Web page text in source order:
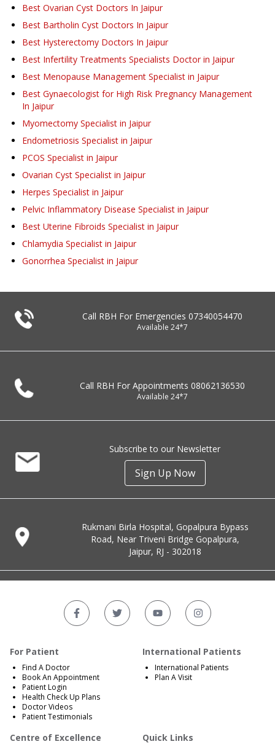
Best Ovarian Cyst Doctors In Jaipur
Best Bartholin Cyst Doctors In Jaipur
Best Hysterectomy Doctors In Jaipur
Best Infertility Treatments Specialists Doctor in Jaipur
Best Menopause Management Specialist in Jaipur
Best Gynaecologist for High Risk Pregnancy Management
In Jaipur
Myomectomy Specialist in Jaipur
Endometriosis Specialist in Jaipur
PCOS Specialist in Jaipur
Ovarian Cyst Specialist in Jaipur
Herpes Specialist in Jaipur
Pelvic Inflammatory Disease Specialist in Jaipur
Best Uterine Fibroids Specialist in Jaipur
Chlamydia Specialist in Jaipur
Gonorrhea Specialist in Jaipur
Call RBH For Emergencies 07340054470
Available 24*7
Call RBH For Appointments 08062136530
Available 24*7
Subscribe to our Newsletter
Sign Up Now
Rukmani Birla Hospital, Gopalpura Bypass
Road, Near Triveni Bridge Gopalpura,
Jaipur, RJ - 302018
For Patient
Find A Doctor
Book An Appointment
Patient Login
Health Check Up Plans
Doctor Videos
Patient Testimonials
International Patients
International Patients
Plan A Visit
Centre of Excellence Quick Links